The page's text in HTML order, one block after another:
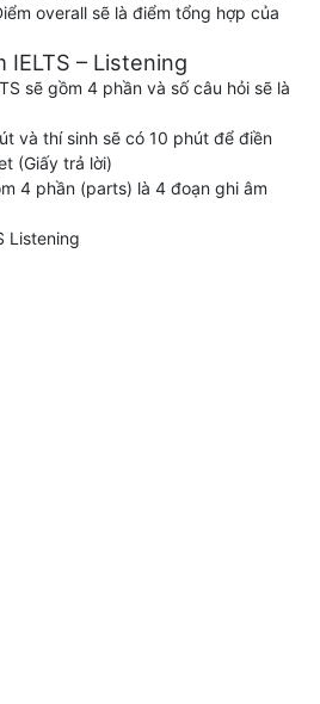
overall sẽ là điểm tổng hợp của
IELTS – Listening
sẽ gồm 4 phần và số câu hỏi sẽ là
và thí sinh sẽ có 10 phút để điền
(Giấy trả lời)
4 phần (parts) là 4 đoạn ghi âm
Listening